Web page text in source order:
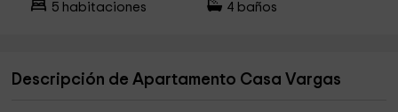
5 habitaciones 4 baños
Descripción de Apartamento Casa Vargas